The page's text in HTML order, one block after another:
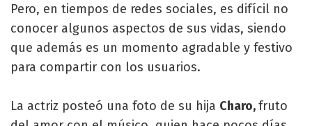
Pero, en tiempos de redes sociales, es difícil no
conocer algunos aspectos de sus vidas, siendo
que además es un momento agradable y festivo
para compartir con los usuarios.
La actriz posteó una foto de su hija Charo,fruto